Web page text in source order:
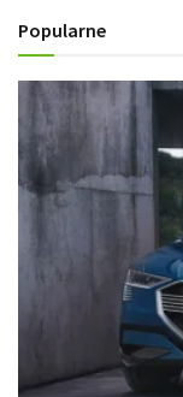
Popularne